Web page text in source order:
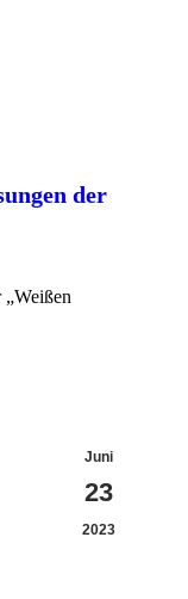
der
Juni
23
2023